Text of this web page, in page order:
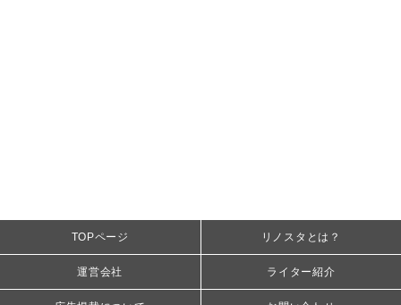
TOPページ リノスタとは？
運営会社 ライター紹介